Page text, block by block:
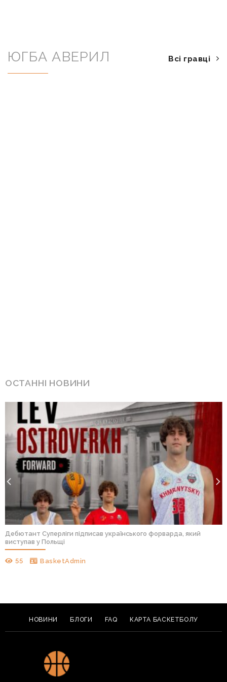
ЮГБА АВЕРИЛ Всі гравці
ОСТАННІ НОВИНИ
Дебютант Суперліги підписав українського форварда, який
виступав у Польщі
55 BasketAdmin
НОВИНИ БЛОГИ FAQ КАРТА БАСКЕТБОЛУ